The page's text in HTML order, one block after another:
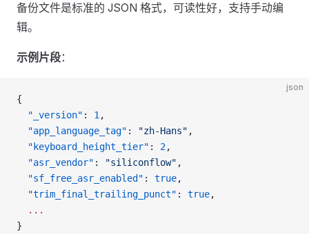
备份文件是标准的 JSON 格式，可读性好，支持手动编
辑。
示例片段：
json
{
  "_version"
: 1 ,
  "app_language_tag"
: "zh-Hans" ,
  "keyboard_height_tier"
: 2,
  "asr_vendor"
: "siliconflow" ,
  "sf_free_asr_enabled"
: true,
  "trim_final_trailing_punct"
: true,
  ...
}